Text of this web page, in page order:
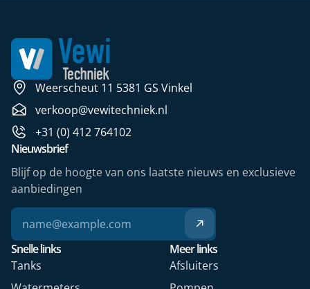
Weerscheut 11 5381 GS Vinkel
verkoop@vewitechniek.nl
+31 (0) 412 764102
Snelle links
Tanks
Meer links
Afsluiters
Nieuwsbrief
Blijf op de hoogte van ons laatste nieuws en exclusieve
aanbiedingen